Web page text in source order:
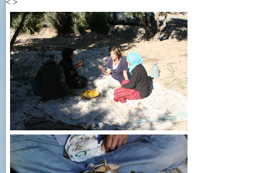
< >